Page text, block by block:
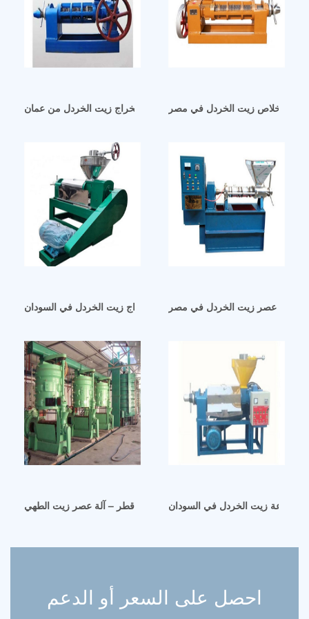
استخراج زيت الخردل من عمان استخراج زيت الخردل من عمان
استخلاص زيت الخردل في مصر
آلة استخراج زيت الخردل في السودانآلة عصر زيت الخردل في مصر
آلة عصر زيت الخردل في قطر – آلة عصر زيت الطهي
صناعة زيت الخردل في السودان
احصل على السعر أو الدعم